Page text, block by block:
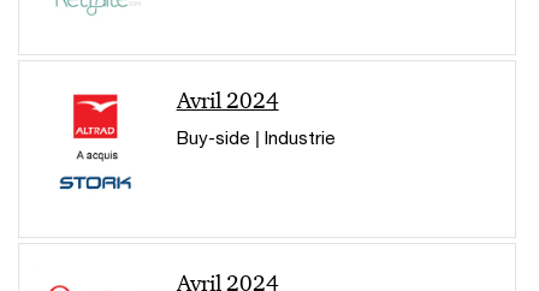
Avril 2024
Buy-side | Industrie
Avril 2024